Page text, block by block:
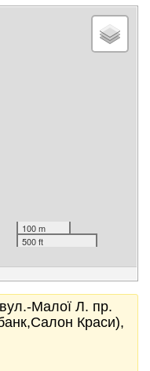
100 m
500 ft
Малої Л. пр.
Краси),